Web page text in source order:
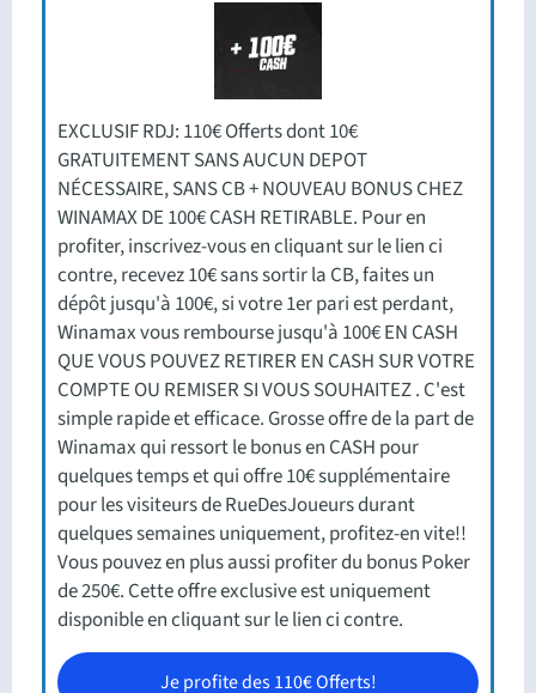
EXCLUSIF RDJ: 110€ Offerts dont 10€
GRATUITEMENT SANS AUCUN DEPOT
NÉCESSAIRE, SANS CB + NOUVEAU BONUS CHEZ
WINAMAX DE 100€ CASH RETIRABLE. Pour en
profiter, inscrivez-vous en cliquant sur le lien ci
contre, recevez 10€ sans sortir la CB, faites un
dépôt jusqu'à 100€, si votre 1er pari est perdant,
Winamax vous rembourse jusqu'à 100€ EN CASH
QUE VOUS POUVEZ RETIRER EN CASH SUR VOTRE
COMPTE OU REMISER SI VOUS SOUHAITEZ . C'est
simple rapide et efficace. Grosse offre de la part de
Winamax qui ressort le bonus en CASH pour
quelques temps et qui offre 10€ supplémentaire
pour les visiteurs de RueDesJoueurs durant
quelques semaines uniquement, profitez-en vite!!
Vous pouvez en plus aussi profiter du bonus Poker
de 250€. Cette offre exclusive est uniquement
disponible en cliquant sur le lien ci contre.
Je profite des 110€ Offerts!